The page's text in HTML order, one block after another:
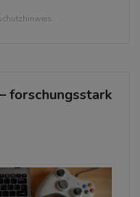
forschungsstark